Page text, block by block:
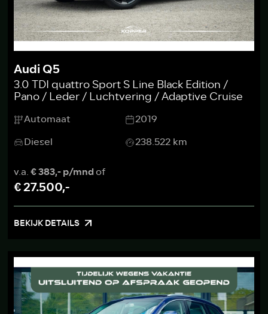
Audi Q5
3.0 TDI quattro Sport S Line Black Edition /
Pano / Leder / Luchtvering / Adaptive Cruise
Automaat
2019
Diesel
238.522 km
v.a.€ 383,- p/mndof
€ 27.500,-
BEKIJK DETAILS